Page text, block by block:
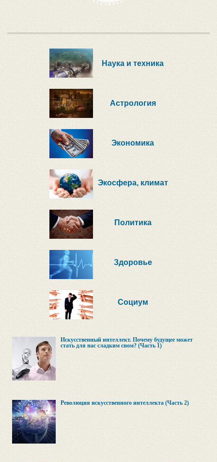
Наука и техника
Астрология
Экономика
Экосфера, климат
Политика
Здоровье
Социум
Искусственный интеллект. Почему будущее может
стать для нас сладким сном? (Часть 1)
Революция искусственного интеллекта (Часть 2)